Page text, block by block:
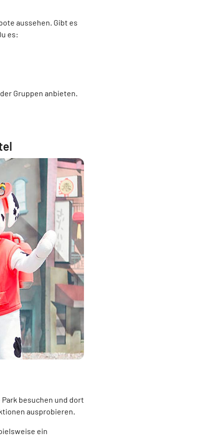
aussehen. Gibt es
es:
Gruppen anbieten.
Park besuchen und dort
ausprobieren.
ein